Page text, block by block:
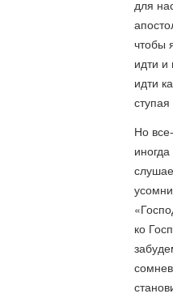
для
чтобы
идти и
идти
Но
ко